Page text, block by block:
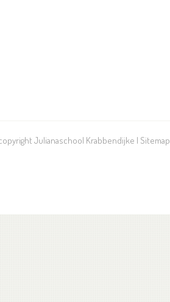
Julianaschool Krabbendijke | Sitemap